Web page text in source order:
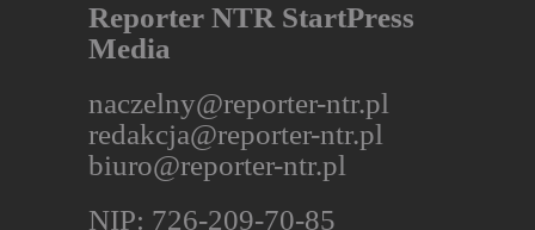
Reporter NTR StartPress
Media
naczelny@reporter-ntr.pl
redakcja@reporter-ntr.pl
biuro@reporter-ntr.pl
NIP: 726-209-70-85